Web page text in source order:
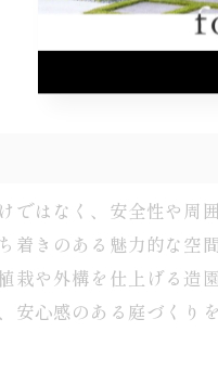
はなく、安全性や周
きのある魅力的な空
栽や外構を仕上げる造
安心感のある庭づくり